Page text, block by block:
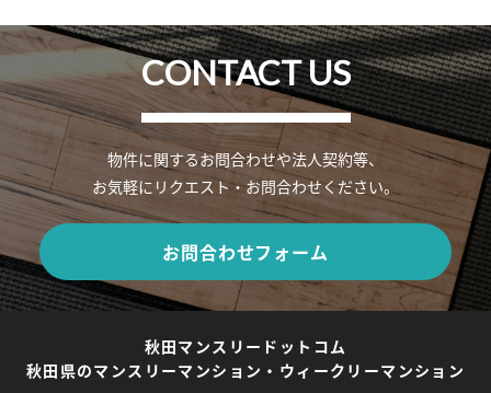
CONTACT US
物件に関するお問合わせや法人契約等、
お気軽にリクエスト・お問合わせください。
お問合わせフォーム
秋田マンスリードットコム
秋田県のマンスリーマンション・ウィークリーマンション